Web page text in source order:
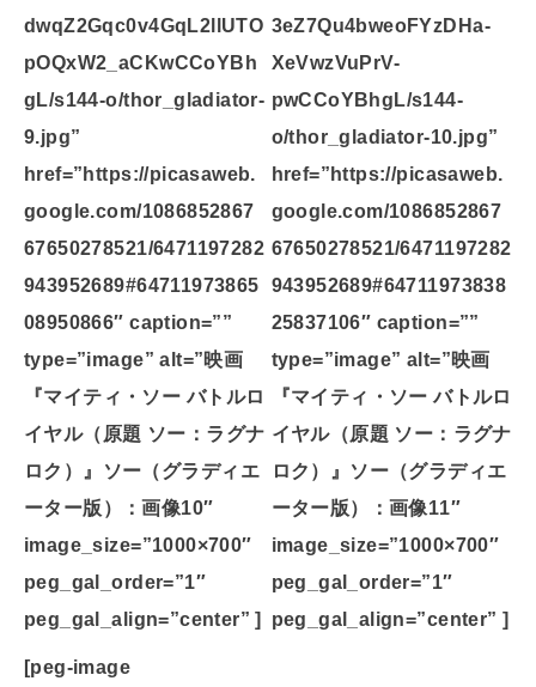
dwqZ2Gqc0v4GqL2llUTO
pOQxW2_aCKwCCoYBh
gL/s144-o/thor_gladiator-
9.jpg”
href=”https://picasaweb.
google.com/1086852867
67650278521/6471197282
943952689#64711973865
08950866″ caption=””
type=”image” alt=”映画
『マイティ・ソー バトルロ
イヤル（原題 ソー：ラグナ
ロク）』ソー（グラディエ
ーター版）：画像10″
image_size=”1000×700″
peg_gal_order=”1″
peg_gal_align=”center” ]
3eZ7Qu4bweoFYzDHa-
XeVwzVuPrV-
pwCCoYBhgL/s144-
o/thor_gladiator-10.jpg”
href=”https://picasaweb.
google.com/1086852867
67650278521/6471197282
943952689#64711973838
25837106″ caption=””
type=”image” alt=”映画
『マイティ・ソー バトルロ
イヤル（原題 ソー：ラグナ
ロク）』ソー（グラディエ
ーター版）：画像11″
image_size=”1000×700″
peg_gal_order=”1″
peg_gal_align=”center” ]
[peg-image